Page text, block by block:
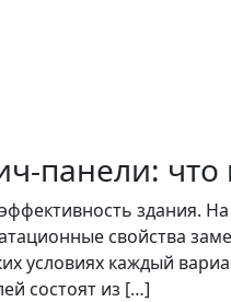
панели: что
здания.
свойства
условиях каждый
состоят из […]